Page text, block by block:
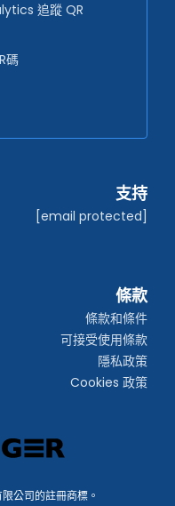
追蹤 QR
碼
支持
[email protected]
條款
條款和條件
可接受使用條款
隱私政策
Cookies 政策
公司的註冊商標。